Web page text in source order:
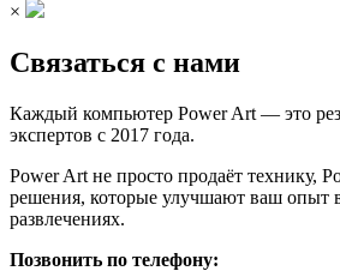
×
Связаться с нами
Каждый компьютер Power Art — это
экспертов с 2017 года.
Power Art не просто продаёт технику,
решения, которые улучшают ваш опыт
развлечениях.
Позвонить по телефону: